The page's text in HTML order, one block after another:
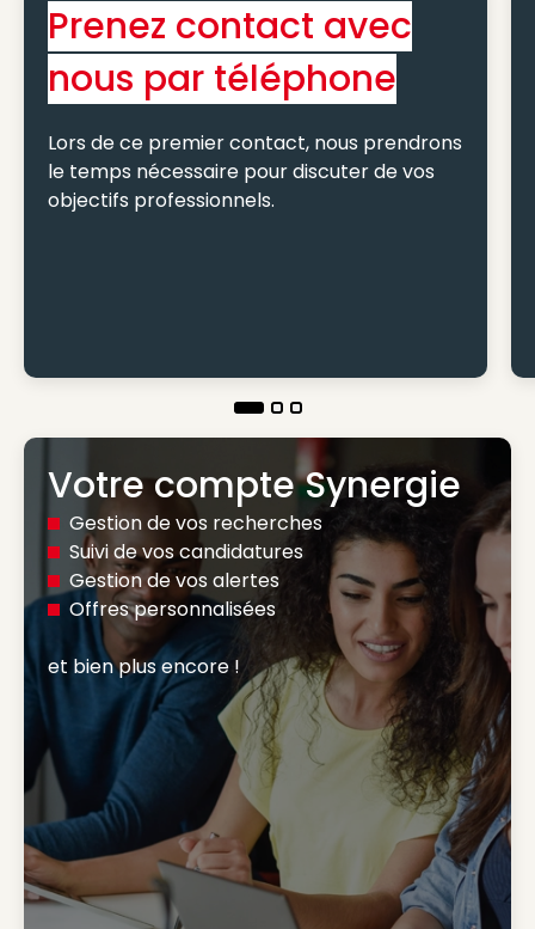
Prenez contact avec
nous par téléphone
Lors de ce premier contact, nous prendrons
le temps nécessaire pour discuter de vos
objectifs professionnels.
Votre compte Synergie
Gestion de vos recherches
Suivi de vos candidatures
Gestion de vos alertes
Offres personnalisées
et bien plus encore !